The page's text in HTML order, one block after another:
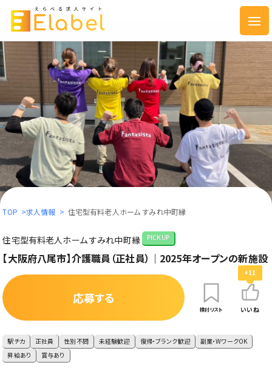
TOP >求人情報 > 住宅型有料老人ホーム すみれ中町縁
住宅型有料老人ホーム すみれ中町縁 PICKUP
【大阪府八尾市】介護職員（正社員）｜2025年オープンの新施設
応募する
検討リスト
+11
いいね
駅チカ 正社員 性別不問 未経験歓迎 復帰・ブランク歓迎
副業・WワークOK
昇給あり
賞与あり